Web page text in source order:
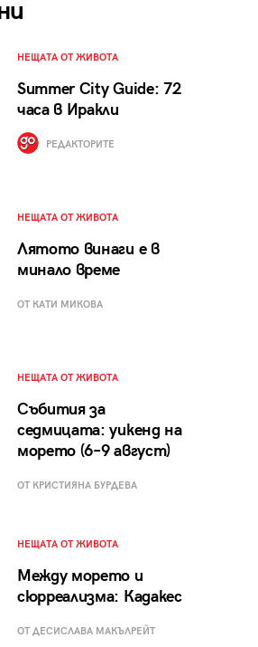
НЕЩАТА ОТ ЖИВОТА
Summer City Guide: 72
часа в Иракли
РЕДАКТОРИТЕ
НЕЩАТА ОТ ЖИВОТА
Лятото винаги е в
минало време
ОТ КАТИ МИКОВА
НЕЩАТА ОТ ЖИВОТА
Събития за
седмицата: уикенд на
морето (6–9 август)
ОТ КРИСТИЯНА БУРДЕВА
НЕЩАТА ОТ ЖИВОТА
Между морето и
сюрреализма: Кадакес
ОТ ДЕСИСЛАВА МАКЪЛРЕЙТ